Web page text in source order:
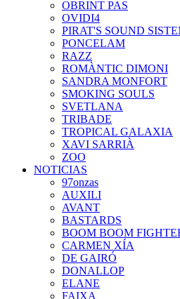
OBRINT PAS
OVIDI4
PIRAT'S SOUND
PONCELAM
RAZZ
ROMÀNTIC DIMONI
SANDRA MONFORT
SMOKING SOULS
SVETLANA
TRIBADE
TROPICAL GALAXIA
XAVI SARRIÀ
ZOO
NOTICIAS
97onzas
AUXILI
AVANT
BASTARDS
BOOM BOOM
CARMEN XÍA
DE GAIRÓ
DONALLOP
ELANE
FAIXA